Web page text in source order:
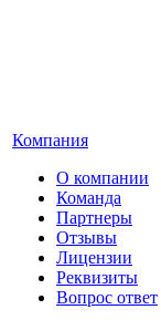
Компания
О компании
Команда
Партнеры
Отзывы
Лицензии
Реквизиты
Вопрос ответ